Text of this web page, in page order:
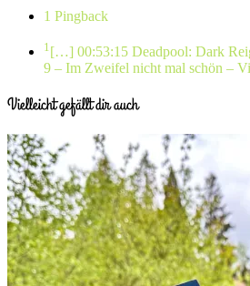
1 Pingback
1 […] 00:53:15 Deadpool: Dark
9 – Im Zweifel nicht mal schön –
Vielleicht gefällt dir auch